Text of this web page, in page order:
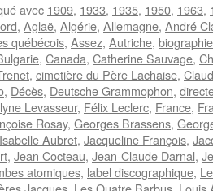
avec 1909, 1933, 1935, 1950, 1963,
, Aglaë, Algérie, Allemagne, André
québécois, Assez, Autriche, biographie
, Canada, Catherine Sauvage,
, cimetière du Père Lachaise,
, Décès, Deutsche Grammophon,
Levasseur, Félix Leclerc, France,
Rosay, Georges Brassens,
Isabelle Aubret, Jacqueline François,
, Jean Cocteau, Jean-Claude Darnal,
atomiques, label discographique,